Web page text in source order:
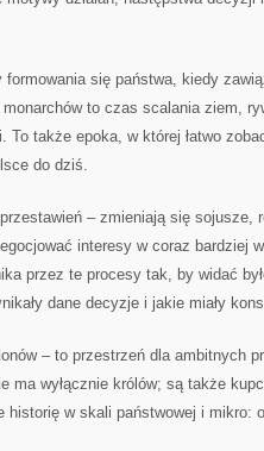
się państwa, kiedy
to czas scalania ziem,
To także epoka, w której łatwo
do dziś.
– zmieniają się sojusze,
interesy w coraz bardziej
przez te procesy tak, by widać
dane decyzje i jakie miały
– to przestrzeń dla ambitnych
ma wyłącznie królów; są także
historię w skali państwowej i mikro: